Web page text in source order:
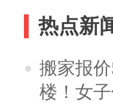
热点新
搬家报
楼！女